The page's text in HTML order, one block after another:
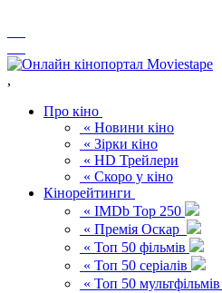
,
Про кіно
« Новини кіно
« Зірки кіно
« HD Трейлери
« Скоро у кіно
Кінорейтинги
« IMDb Top 250
« Премія Оскар
« Топ 50 фільмів
« Топ 50 серіалів
« Топ 50 мультфільмів